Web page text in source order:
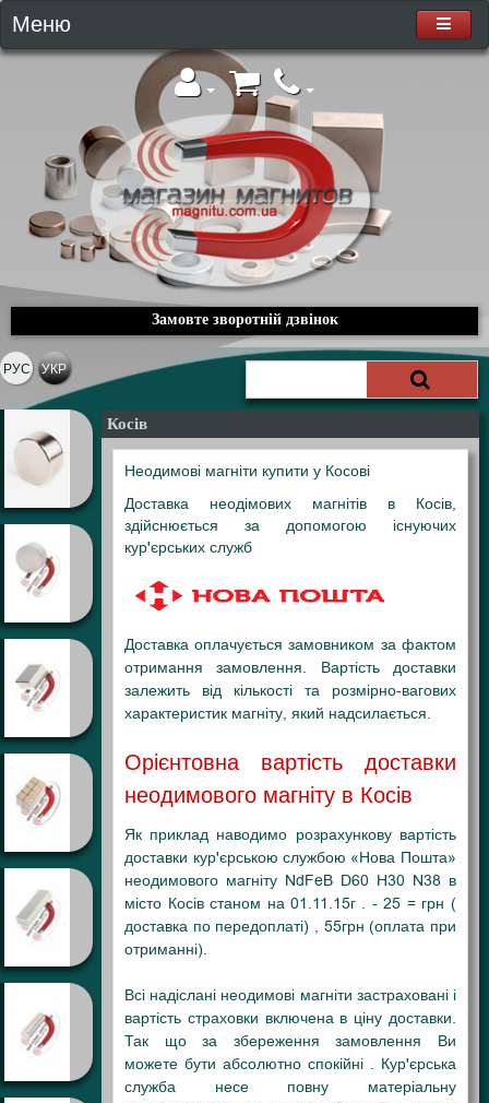
Меню
Замовте зворотній дзвінок
РУС УКР
Косів
Неодимові магніти купити у Косові
Доставка неодімових магнітів в Косів,
здійснюється за допомогою існуючих
кур'єрських служб
Доставка оплачується замовником за фактом
отримання замовлення. Вартість доставки
залежить від кількості та розмірно-вагових
характеристик магніту, який надсилається.
Орієнтовна вартість доставки
неодимового магніту в Косів
Як приклад наводимо розрахункову вартість
доставки кур'єрською службою «Нова Пошта»
неодимового магніту NdFeB D60 H30 N38 в
місто Косів станом на 01.11.15г . - 25 = грн (
доставка по передоплаті) , 55грн (оплата при
отриманні).
Всі надіслані неодимові магніти застраховані і
вартість страховки включена в ціну доставки.
Так що за збереження замовлення Ви
можете бути абсолютно спокійні . Кур'єрська
служба несе повну матеріальну